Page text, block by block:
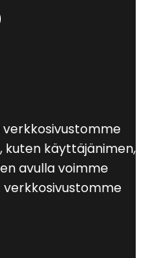
kuten käyttäjänimen,
avulla voimme